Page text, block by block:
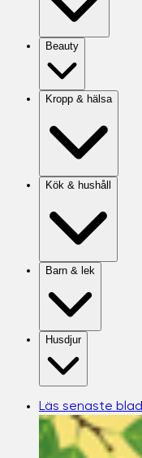
Beauty
Kropp & hälsa
Kök & hushåll
Barn & lek
Husdjur
Läs senaste